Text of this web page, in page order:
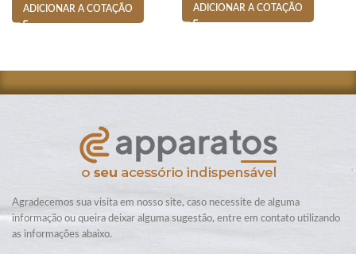
ADICIONAR A COTAÇÃO ADICIONAR A COTAÇÃO
Agradecemos sua visita em nosso site, caso necessite de alguma
informação ou queira deixar alguma sugestão, entre em contato utilizando
as informações abaixo.